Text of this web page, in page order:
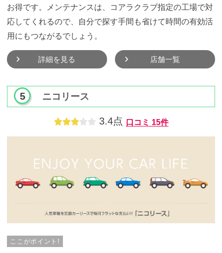
お得です。メンテナンスは、コアラクラブ指定の工場で対
応してくれるので、自分で探す手間も省けて時間の有効活
用にもつながるでしょう。
詳細を見る 店舗一覧
ニコリース
3.4点 口コミ 15件
ここがポイント!